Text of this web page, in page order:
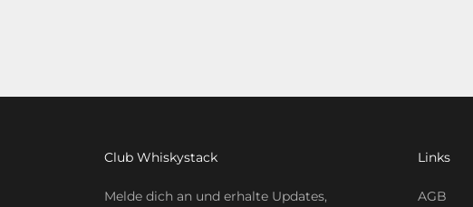
Club Whiskystack
Melde dich an und erhalte Updates,
Links
AGB